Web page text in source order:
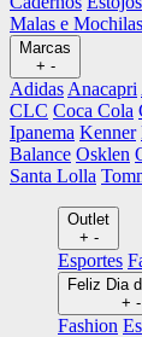
Malas e
Marcas
+ -
Adidas Anacapri
CLC Coca Cola
Ipanema Kenner
Balance Osklen
Santa Lolla
Outlet
+ -
Esportes
Feliz Dia
+ -
Fashion